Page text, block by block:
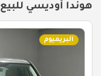
هوندا أوديسي للبيع
البريميوم